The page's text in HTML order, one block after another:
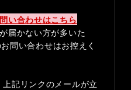
い合わせはこちら
届かない方が多いた
問い合わせはお控えく
記リンクのメールが立